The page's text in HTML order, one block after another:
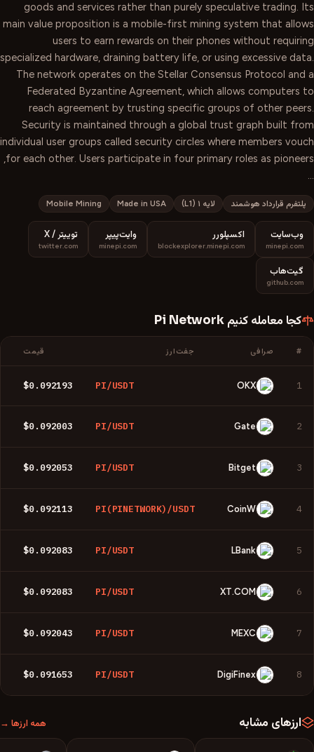
goods and services rather than purely speculative trading. Its
main value proposition is a mobile-first mining system that allows
users to earn rewards on their phones without requiring
specialized hardware, draining battery life, or using excessive data.
The network operates on the Stellar Consensus Protocol and a
Federated Byzantine Agreement, which allows computers to
reach agreement by trusting specific groups of other peers.
Security is maintained through a global trust graph built from
individual user groups called security circles where members vouch
for each other. Users participate in four primary roles as pioneers,
…
پلتفرم قرارداد هوشمند لایه ۱ (L1) Made in USA
Mobile Mining
وب‌سایت
minepi.com
اکسپلورر
blockexplorer.minepi.com
وایت‌پیپر
minepi.com
توییتر / X
twitter.com
گیت‌هاب
github.com
کجا معامله کنیم Pi Network
# صرافی جفت‌ارز قیمت
1
OKX
PI/USDT
$0.092193
2
Gate
PI/USDT
$0.092003
3
Bitget
PI/USDT
$0.092053
4
CoinW
PI(PINETWORK)/USDT
$0.092113
5
LBank
PI/USDT
$0.092083
6
XT.COM
PI/USDT
$0.092083
7
MEXC
PI/USDT
$0.092043
8
DigiFinex
PI/USDT
$0.091653
ارزهای مشابه همه ارزها →